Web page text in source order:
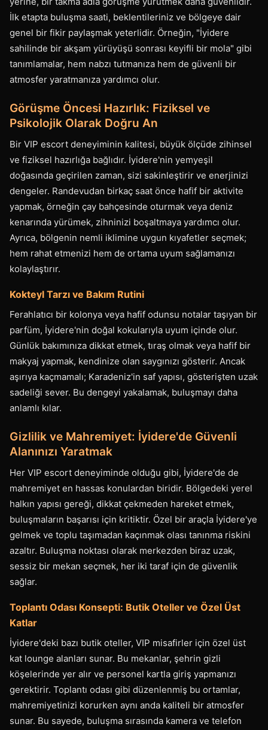
İlk etapta buluşma saati, beklentileriniz ve bölgeye dair
genel bir fikir paylaşmak yeterlidir. Örneğin, "İyidere
sahilinde bir akşam yürüyüşü sonrası keyifli bir mola" gibi
tanımlamalar, hem nabzı tutmanıza hem de güvenli bir
atmosfer yaratmanıza yardımcı olur.
Görüşme Öncesi Hazırlık: Fiziksel ve
Psikolojik Olarak Doğru An
Bir VIP escort deneyiminin kalitesi, büyük ölçüde zihinsel
ve fiziksel hazırlığa bağlıdır. İyidere'nin yemyeşil
doğasında geçirilen zaman, sizi sakinleştirir ve enerjinizi
dengeler. Randevudan birkaç saat önce hafif bir aktivite
yapmak, örneğin çay bahçesinde oturmak veya deniz
kenarında yürümek, zihninizi boşaltmaya yardımcı olur.
Ayrıca, bölgenin nemli iklimine uygun kıyafetler seçmek;
hem rahat etmenizi hem de ortama uyum sağlamanızı
kolaylaştırır.
Kokteyl Tarzı ve Bakım Rutini
Ferahlatıcı bir kolonya veya hafif odunsu notalar taşıyan bir
parfüm, İyidere'nin doğal kokularıyla uyum içinde olur.
Günlük bakımınıza dikkat etmek, tıraş olmak veya hafif bir
makyaj yapmak, kendinize olan saygınızı gösterir. Ancak
aşırıya kaçmamalı; Karadeniz'in saf yapısı, gösterişten uzak
sadeliği sever. Bu dengeyi yakalamak, buluşmayı daha
anlamlı kılar.
Gizlilik ve Mahremiyet: İyidere'de Güvenli
Alanınızı Yaratmak
Her VIP escort deneyiminde olduğu gibi, İyidere'de de
mahremiyet en hassas konulardan biridir. Bölgedeki yerel
halkın yapısı gereği, dikkat çekmeden hareket etmek,
buluşmaların başarısı için kritiktir. Özel bir araçla İyidere'ye
gelmek ve toplu taşımadan kaçınmak olası tanınma riskini
azaltır. Buluşma noktası olarak merkezden biraz uzak,
sessiz bir mekan seçmek, her iki taraf için de güvenlik
sağlar.
Toplantı Odası Konsepti: Butik Oteller ve Özel Üst
Katlar
İyidere'deki bazı butik oteller, VIP misafirler için özel üst
kat lounge alanları sunar. Bu mekanlar, şehrin gizli
köşelerinde yer alır ve personel kartla giriş yapmanızı
gerektirir. Toplantı odası gibi düzenlenmiş bu ortamlar,
mahremiyetinizi korurken aynı anda kaliteli bir atmosfer
sunar. Bu sayede, buluşma sırasında kamera ve telefon